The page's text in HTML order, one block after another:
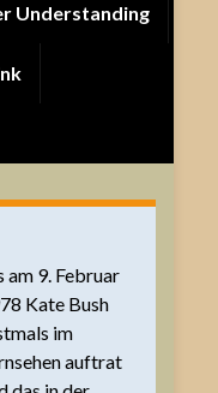
Understanding
am 9. Februar
Kate Bush
im
auftrat